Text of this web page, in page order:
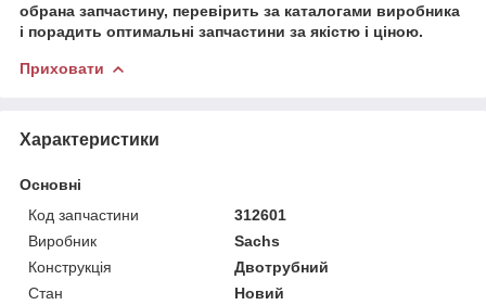
обрана запчастину, перевірить за каталогами виробника
і порадить оптимальні запчастини за якістю і ціною.
Приховати
Характеристики
Основні
Код запчастини
312601
Виробник
Sachs
Конструкція
Двотрубний
Стан
Новий